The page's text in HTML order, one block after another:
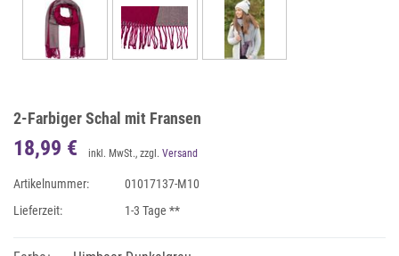
2-Farbiger Schal mit Fransen
18,99 € inkl. MwSt., zzgl. Versand
Artikelnummer:
01017137-M10
Lieferzeit:
1-3 Tage **